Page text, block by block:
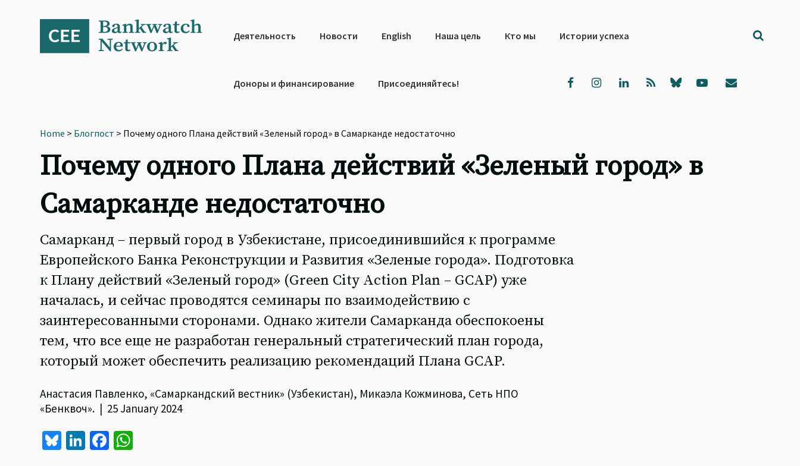
navigation
Деятельность Новости English Наша цель Кто мы Истории успеха
Доноры и финансирование Присоединяйтесь!
Home > Блогпост > Почему одного Плана действий «Зеленый город» в Самарканде недостаточно
Почему одного Плана действий «Зеленый город» в
Самарканде недостаточно
Самарканд – первый город в Узбекистане, присоединившийся к программе
Европейского Банка Реконструкции и Развития «Зеленые города». Подготовка
к Плану действий «Зеленый город» (Green City Action Plan – GCAP) уже
началась, и сейчас проводятся семинары по взаимодействию с
заинтересованными сторонами. Однако жители Самарканда обеспокоены
тем, что все еще не разработан генеральный стратегический план города,
который может обеспечить реализацию рекомендаций Плана GCAP.
Анастасия Павленко, «Самаркандский вестник» (Узбекистан), Микаэла Кожминова, Сеть НПО
«Бенквоч». | 25 January 2024
Bl Li Fa